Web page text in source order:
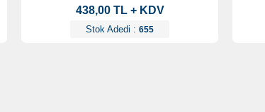
438,00 TL + KDV
Stok Adedi : 655